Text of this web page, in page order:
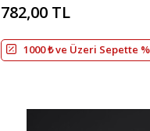
782,00 TL
1000 ₺ ve Üzeri Sepette